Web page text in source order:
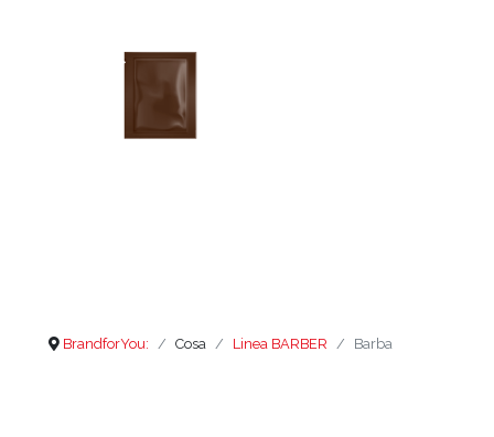
BrandforYou: Cosa Linea BARBER Barba